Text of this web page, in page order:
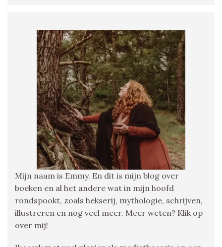
Mijn naam is Emmy. En dit is mijn blog over
boeken en al het andere wat in mijn hoofd
rondspookt, zoals hekserij, mythologie, schrijven,
illustreren en nog veel meer. Meer weten? Klik op
over mij!